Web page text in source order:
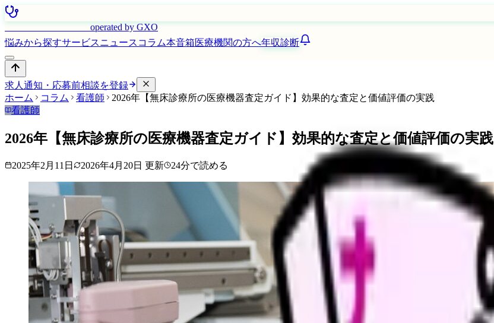
operated by GXO
悩みから探すサービスニュース コラム本音箱医療機関の方へ年収診断
求人通知・応募前相談を登録
ホーム
コラム 看護師
2026年【無床診療所の医療機器査定ガイド】効果的な査定と価値評価の実践
看護師
2026年【無床診療所の医療機器査定ガイド】効果的な査定と価値評価の実践
2025年2月11日 2026年4月20日 更新 24分で読める